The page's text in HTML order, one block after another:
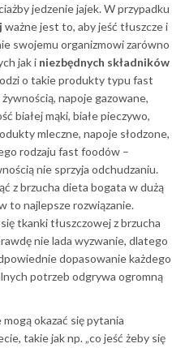
jedzenie jajek. W przypadku
ważne jest to, aby jeść tłuszcze i
swojemu organizmowi zarówno
jak i niezbędnych składników
o takie produkty typu fast
napoje gazowane,
białej mąki, białe pieczywo,
mleczne, napoje słodzone,
rodzaju fast foodów –
nie sprzyja odchudzaniu.
z brzucha dieta bogata w dużą
to najlepsze rozwiązanie.
tkanki tłuszczowej z brzucha
nie lada wyzwanie, dlatego
dopasowanie każdego
potrzeb odgrywa ogromną
okazać się pytania
takie jak np. „co jeść żeby się